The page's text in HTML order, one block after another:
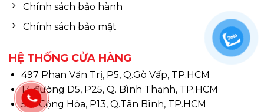
Chính sách bảo hành
Chính sách bảo mật
HỆ THỐNG CỬA HÀNG
497 Phan Văn Trị, P5, Q.Gò Vấp, TP.HCM
13 đường D5, P25, Q. Bình Thạnh, TP.HCM
510 Cộng Hòa, P13, Q.Tân Bình, TP.HCM